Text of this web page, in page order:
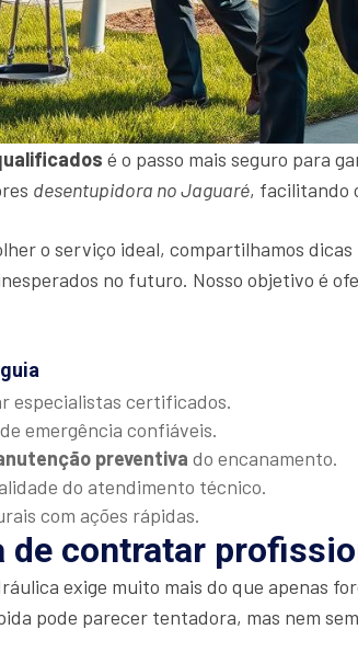
é o passo mais seguro para
desentupidora no Jaguaré, facilitando
o serviço ideal, compartilhamos
no futuro. Nosso objetivo é
especialistas certificados.
emergência confiáveis.
preventiva do encanamento.
do atendimento técnico.
com ações rápidas.
de contratar
exige muito mais do que apenas
pode parecer tentadora, mas nem